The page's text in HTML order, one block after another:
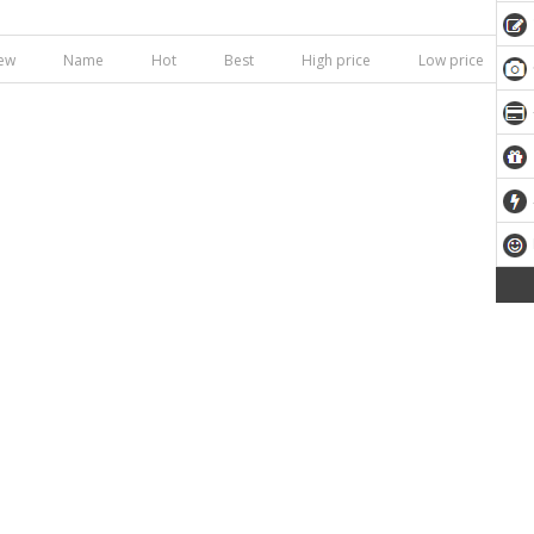
Name Hot Best High price Low price